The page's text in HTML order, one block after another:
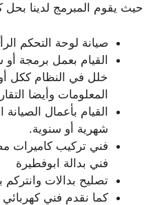
حيث يقوم المبرمج لدينا
صيانة لوحة التحكم
القيام بعمل برمجة
خلل في النظام ككل
المعلومات وأيضا
القيام بأعمال
شهرية أو سنوية.
فني بدالة ابوفطيرة
تصليح بدالات وانتركم
كما نقدم فني